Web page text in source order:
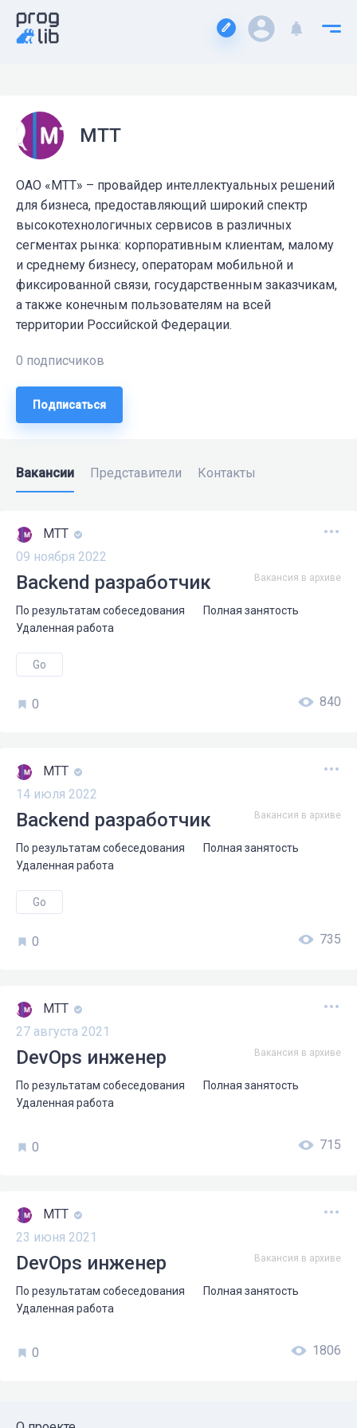
МТТ
ОАО «МТТ» – провайдер интеллектуальных решений
для бизнеса, предоставляющий широкий спектр
высокотехнологичных сервисов в различных
сегментах рынка: корпоративным клиентам, малому
и среднему бизнесу, операторам мобильной и
фиксированной связи, государственным заказчикам,
а также конечным пользователям на всей
территории Российской Федерации.
0 подписчиков
Подписаться
Вакансии Представители Контакты
МТТ
09 ноября 2022
Backend разработчик Вакансия в архиве
По результатам собеседования
Полная занятость
Удаленная работа
Go
0 840
МТТ
14 июля 2022
Backend разработчик Вакансия в архиве
По результатам собеседования
Полная занятость
Удаленная работа
Go
0 735
МТТ
27 августа 2021
DevOps инженер Вакансия в архиве
По результатам собеседования
Полная занятость
Удаленная работа
0 715
МТТ
23 июня 2021
DevOps инженер Вакансия в архиве
По результатам собеседования
Полная занятость
Удаленная работа
0 1806